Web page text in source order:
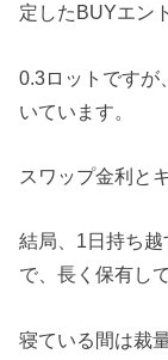
定したBUYエン
0.3ロットですが
いています。
スワップ金利と
結局、1日持ち
で、長く保有し
寝ている間は裁